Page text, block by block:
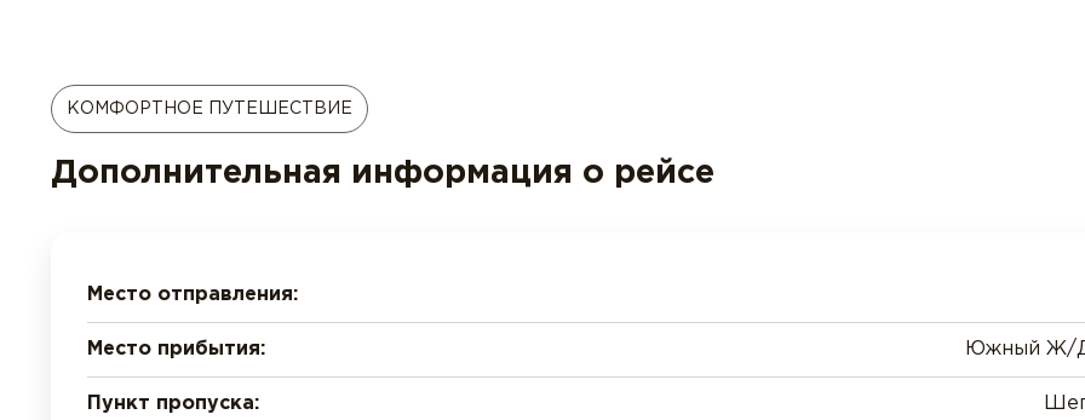
КОМФОРТНОЕ ПУТЕШЕСТВИЕ
Дополнительная информация о рейсе
Место отправления:
Место прибытия: Южный Ж/Д
Пункт пропуска: